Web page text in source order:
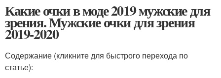
Какие очки в моде 2019 мужские для
зрения. Мужские очки для зрения
2019-2020
Содержание (кликните для быстрого перехода по
статье):